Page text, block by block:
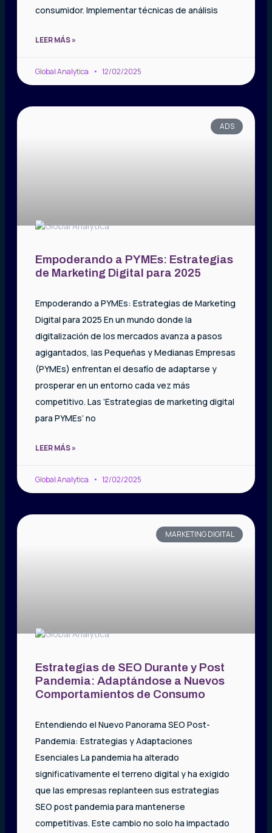
consumidor. Implementar técnicas de análisis
LEER MÁS »
Global Analytica 12/02/2025
ADS
Empoderando a PYMEs: Estrategias
de Marketing Digital para 2025
Empoderando a PYMEs: Estrategias de Marketing
Digital para 2025 En un mundo donde la
digitalización de los mercados avanza a pasos
agigantados, las Pequeñas y Medianas Empresas
(PYMEs) enfrentan el desafío de adaptarse y
prosperar en un entorno cada vez más
competitivo. Las ‘Estrategias de marketing digital
para PYMEs’ no
LEER MÁS »
Global Analytica 12/02/2025
MARKETING DIGITAL
Estrategias de SEO Durante y Post
Pandemia: Adaptándose a Nuevos
Comportamientos de Consumo
Entendiendo el Nuevo Panorama SEO Post-
Pandemia: Estrategias y Adaptaciones
Esenciales La pandemia ha alterado
significativamente el terreno digital y ha exigido
que las empresas replanteen sus estrategias
SEO post pandemia para mantenerse
competitivas. Este cambio no solo ha impactado